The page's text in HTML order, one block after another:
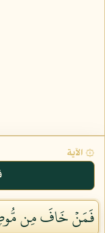
۞ الآية
فَمَنۡ خَافَ مِن